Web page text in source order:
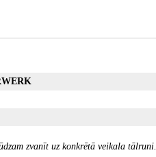
zvanīt uz konkrētā veikala tālruni.